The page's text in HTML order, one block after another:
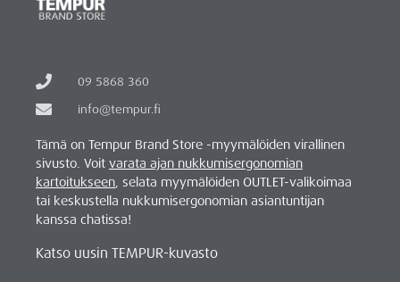
09 5868 360
info@tempur.fi
Tämä on Tempur Brand Store -myymälöiden virallinen
sivusto. Voit varata ajan nukkumisergonomian
kartoitukseen, selata myymälöiden OUTLET-valikoimaa
tai keskustella nukkumisergonomian asiantuntijan
kanssa chatissa!
Katso uusin TEMPUR-kuvasto